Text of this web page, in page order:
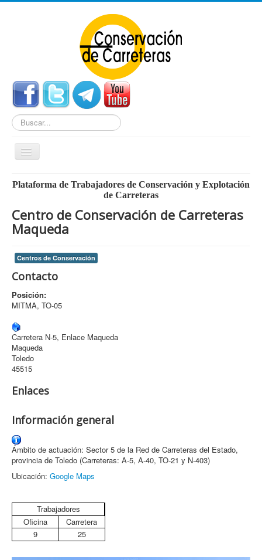
Buscar...
Cambiar
navegación
Home
Centros de Conservación
Empleo
Enlaces Externos
Archivo
Formularios
Plataforma de Trabajadores de Conservación y Explotación
de Carreteras
Centro de Conservación de Carreteras
Maqueda
Centros de Conservación
Contacto
Posición:
MITMA, TO-05
Carretera N-5, Enlace Maqueda
Maqueda
Toledo
45515
Enlaces
Información general
Ámbito de actuación: Sector 5 de la Red de Carreteras del Estado,
provincia de Toledo (Carreteras: A-5, A-40, TO-21 y N-403)
Ubicación: Google Maps
Trabajadores
Oficina
Carretera
9
25